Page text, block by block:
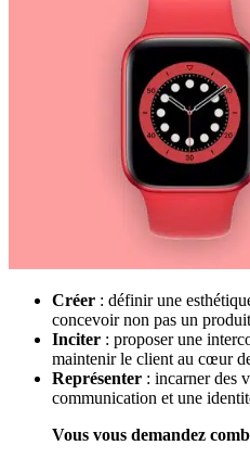
Créer : définir une
concevoir non pas un
Inciter : proposer une
maintenir le client au cœur
Représenter : incarner des
communication et une
Vous vous demandez